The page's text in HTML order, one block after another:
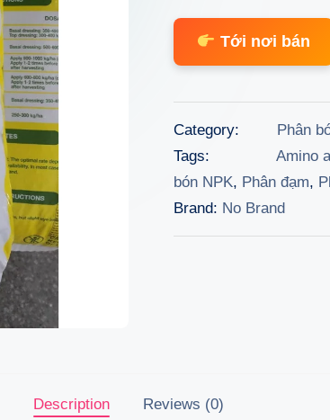
price
was:
Tới nơi bán
Category:
Phân
Tags:
Amino
bón NPK, Phân đạm,
Brand: No Brand
Description Reviews (0)